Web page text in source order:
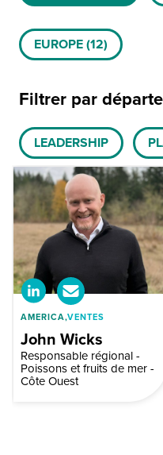
EUROPE(12)
Filtrer par
Team Department
LEADERSHIP
AMERICA,VENTES
John Wicks
Responsable régional -
Poissons et fruits de mer -
Côte Ouest